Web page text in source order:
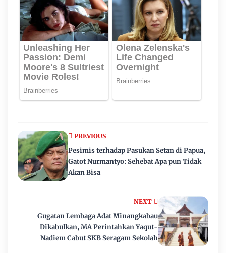
NEXT
Gugatan Lembaga Adat Minangkabau
Dikabulkan, MA Perintahkan Yaqut-
Nadiem Cabut SKB Seragam Sekolah
PREVIOUS
Pesimis terhadap Pasukan Setan di Papua,
Gatot Nurmantyo: Sehebat Apa pun Tidak
Akan Bisa